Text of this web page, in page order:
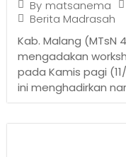
By matsanema
Berita Madrasah
Kab. Malang (MTsN
mengadakan
pada Kamis pagi
ini menghadirkan